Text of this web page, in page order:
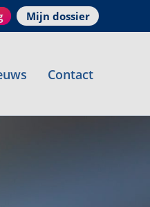
Mijn dossier
Contact